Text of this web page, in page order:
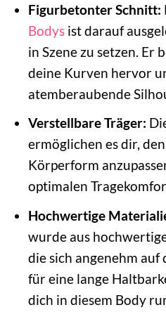
Figurbetonter Schnitt:
Bodysist darauf
in Szene zu setzen. Er
deine Kurven hervor
atemberaubende
Verstellbare Träger:
ermöglichen es dir,
Körperform
optimalen
Hochwertige
wurde aus
die sich angenehm
für eine lange
dich in diesem Body